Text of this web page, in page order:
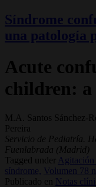
Síndrome
una patología
Acute
children:
M.A. Santos Sánchez-
Pereira
Servicio de Pediatría.
Fuenlabrada (Madrid)
Tagged under
Agitación
síndrome,
Volumen 78
Publicado en
Notas